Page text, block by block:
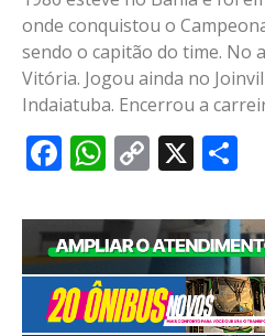
onde conquistou o
sendo o capitão do time. No
Vitória. Jogou ainda no
Indaiatuba. Encerrou a
Facebook
WhatsApp
Copy
X